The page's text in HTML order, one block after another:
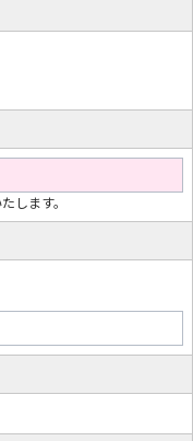
します。